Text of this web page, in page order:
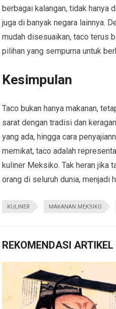
berbagai kalangan, tidak hanya
juga di banyak negara lainnya.
mudah disesuaikan, taco terus
pilihan yang sempurna untuk
Kesimpulan
Taco bukan hanya makanan,
sarat dengan tradisi dan
yang ada, hingga cara
memikat, taco adalah
kuliner Meksiko. Tak heran jika
orang di seluruh dunia, menjadi
KULINER MAKANAN MEKSIKO
REKOMENDASI